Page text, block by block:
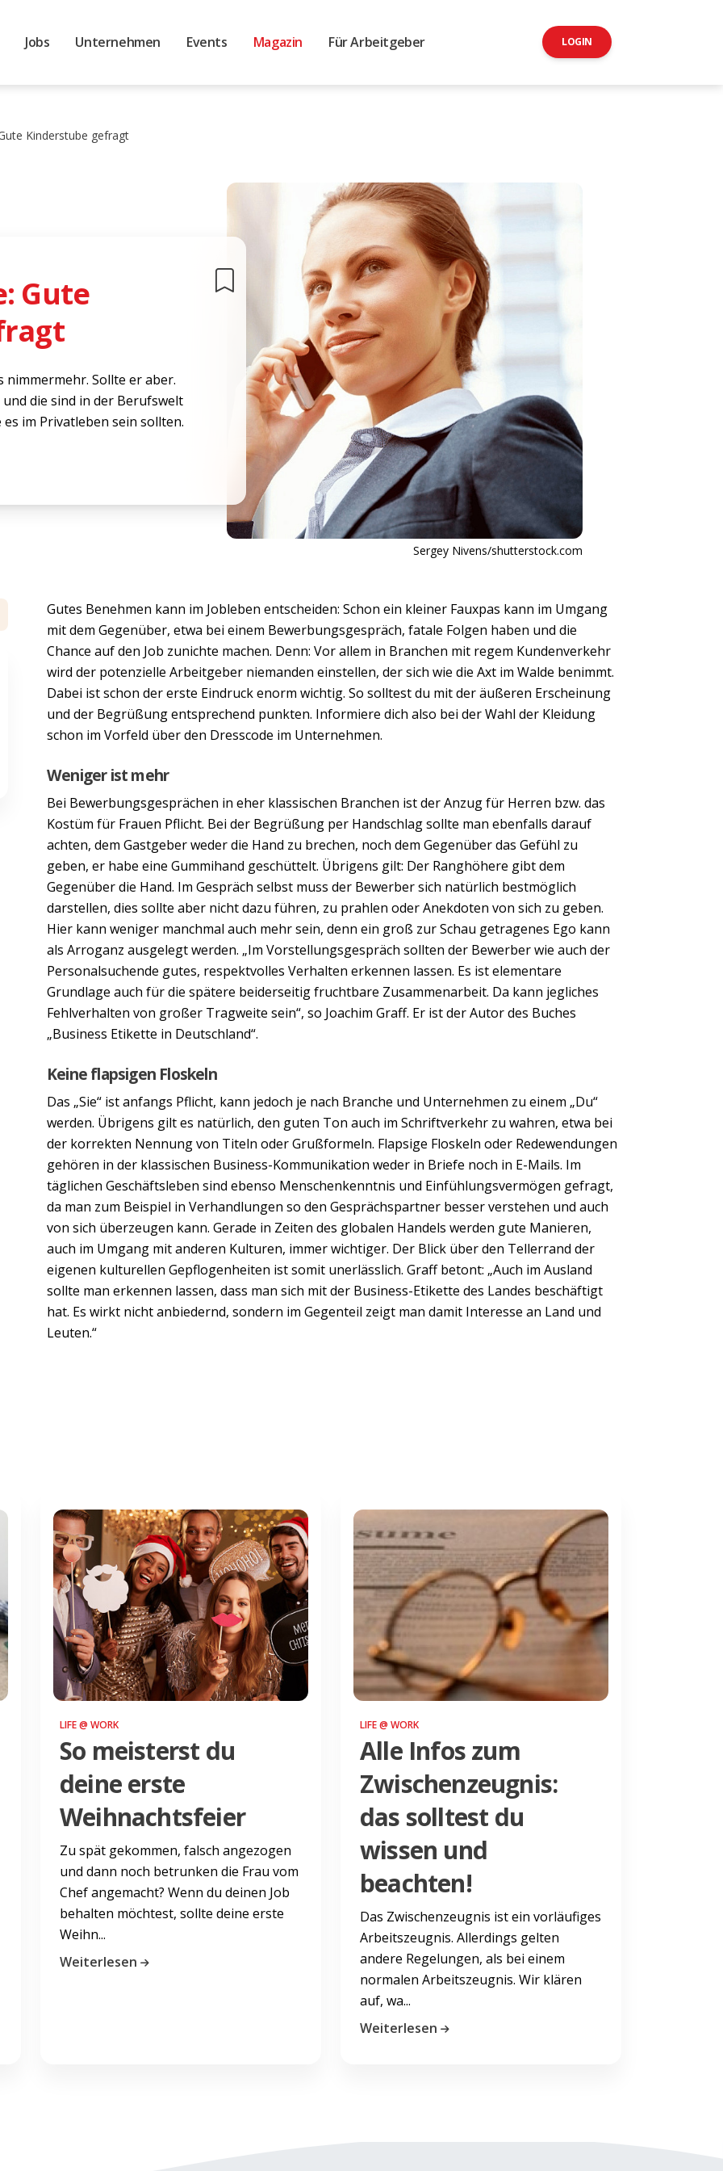
Jobs Unternehmen Events Magazin Für Arbeitgeber LOGIN
Kinderstube gefragt
Gute
Sollte er aber.
die sind in der Berufswelt
im Privatleben sein sollten.
Sergey Nivens/shutterstock.com
Gutes Benehmen kann im Jobleben entscheiden: Schon ein kleiner Fauxpas kann im Umgang
mit dem Gegenüber, etwa bei einem Bewerbungsgespräch, fatale Folgen haben und die
Chance auf den Job zunichte machen. Denn: Vor allem in Branchen mit regem Kundenverkehr
wird der potenzielle Arbeitgeber niemanden einstellen, der sich wie die Axt im Walde benimmt.
Dabei ist schon der erste Eindruck enorm wichtig. So solltest du mit der äußeren Erscheinung
und der Begrüßung entsprechend punkten. Informiere dich also bei der Wahl der Kleidung
schon im Vorfeld über den Dresscode im Unternehmen.
Weniger ist mehr
Bei Bewerbungsgesprächen in eher klassischen Branchen ist der Anzug für Herren bzw. das
Kostüm für Frauen Pflicht. Bei der Begrüßung per Handschlag sollte man ebenfalls darauf
achten, dem Gastgeber weder die Hand zu brechen, noch dem Gegenüber das Gefühl zu
geben, er habe eine Gummihand geschüttelt. Übrigens gilt: Der Ranghöhere gibt dem
Gegenüber die Hand. Im Gespräch selbst muss der Bewerber sich natürlich bestmöglich
darstellen, dies sollte aber nicht dazu führen, zu prahlen oder Anekdoten von sich zu geben.
Hier kann weniger manchmal auch mehr sein, denn ein groß zur Schau getragenes Ego kann
als Arroganz ausgelegt werden. „Im Vorstellungsgespräch sollten der Bewerber wie auch der
Personalsuchende gutes, respektvolles Verhalten erkennen lassen. Es ist elementare
Grundlage auch für die spätere beiderseitig fruchtbare Zusammenarbeit. Da kann jegliches
Fehlverhalten von großer Tragweite sein“, so Joachim Graff. Er ist der Autor des Buches
„Business Etikette in Deutschland“.
Keine flapsigen Floskeln
Das „Sie“ ist anfangs Pflicht, kann jedoch je nach Branche und Unternehmen zu einem „Du“
werden. Übrigens gilt es natürlich, den guten Ton auch im Schriftverkehr zu wahren, etwa bei
der korrekten Nennung von Titeln oder Grußformeln. Flapsige Floskeln oder Redewendungen
gehören in der klassischen Business-Kommunikation weder in Briefe noch in E-Mails. Im
täglichen Geschäftsleben sind ebenso Menschenkenntnis und Einfühlungsvermögen gefragt,
da man zum Beispiel in Verhandlungen so den Gesprächspartner besser verstehen und auch
von sich überzeugen kann. Gerade in Zeiten des globalen Handels werden gute Manieren,
auch im Umgang mit anderen Kulturen, immer wichtiger. Der Blick über den Tellerrand der
eigenen kulturellen Gepflogenheiten ist somit unerlässlich. Graff betont: „Auch im Ausland
sollte man erkennen lassen, dass man sich mit der Business-Etikette des Landes beschäftigt
hat. Es wirkt nicht anbiedernd, sondern im Gegenteil zeigt man damit Interesse an Land und
Leuten.“
LIFE @ WORK
So meisterst du
deine erste
Weihnachtsfeier
Zu spät gekommen, falsch angezogen
und dann noch betrunken die Frau vom
Chef angemacht? Wenn du deinen Job
behalten möchtest, sollte deine erste
Weihn...
Weiterlesen
LIFE @ WORK
Alle Infos zum
Zwischenzeugnis:
das solltest du
wissen und
beachten!
Das Zwischenzeugnis ist ein vorläufiges
Arbeitszeugnis. Allerdings gelten
andere Regelungen, als bei einem
normalen Arbeitszeugnis. Wir klären
auf, wa...
Weiterlesen